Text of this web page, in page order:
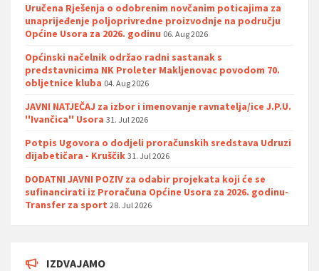
Uručena Rješenja o odobrenim novčanim poticajima za
unaprijeđenje poljoprivredne proizvodnje na području
Općine Usora za 2026. godinu 06. Aug 2026
Općinski načelnik održao radni sastanak s
predstavnicima NK Proleter Makljenovac povodom 70.
obljetnice kluba 04. Aug 2026
JAVNI NATJEČAJ za izbor i imenovanje ravnatelja/ice J.P.U.
''Ivančica'' Usora 31. Jul 2026
Potpis Ugovora o dodjeli proračunskih sredstava Udruzi
dijabetičara - Kruščik 31. Jul 2026
DODATNI JAVNI POZIV za odabir projekata koji će se
sufinancirati iz Proračuna Općine Usora za 2026. godinu-
Transfer za sport 28. Jul 2026
IZDVAJAMO